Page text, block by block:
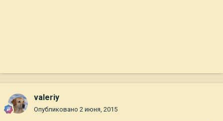
valeriy
Опубликовано 2 июня, 2015